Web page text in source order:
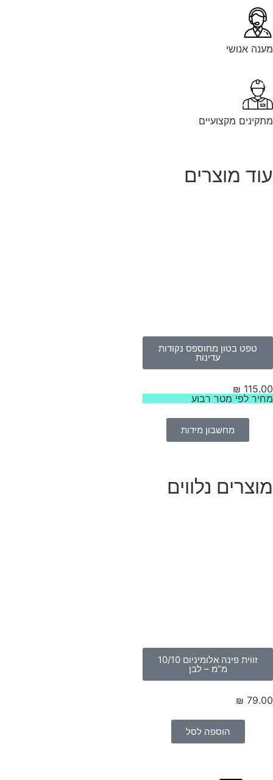
אנושי
מקצועיים
מוצרים
טפט בטון מחוספס נקודות
עדינות
₪
לפי מטר רבוע
מחשבון מידות
נלווים
זווית פינה אלומיניום 10/10
מ”מ – לבן
₪
הוספה לסל